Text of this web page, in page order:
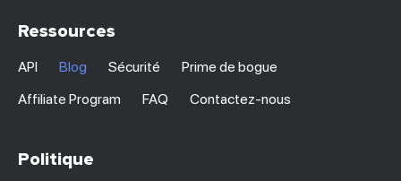
Ressources
API Blog Sécurité
Prime de bogue
Affiliate Program
FAQ Contactez-nous
Politique